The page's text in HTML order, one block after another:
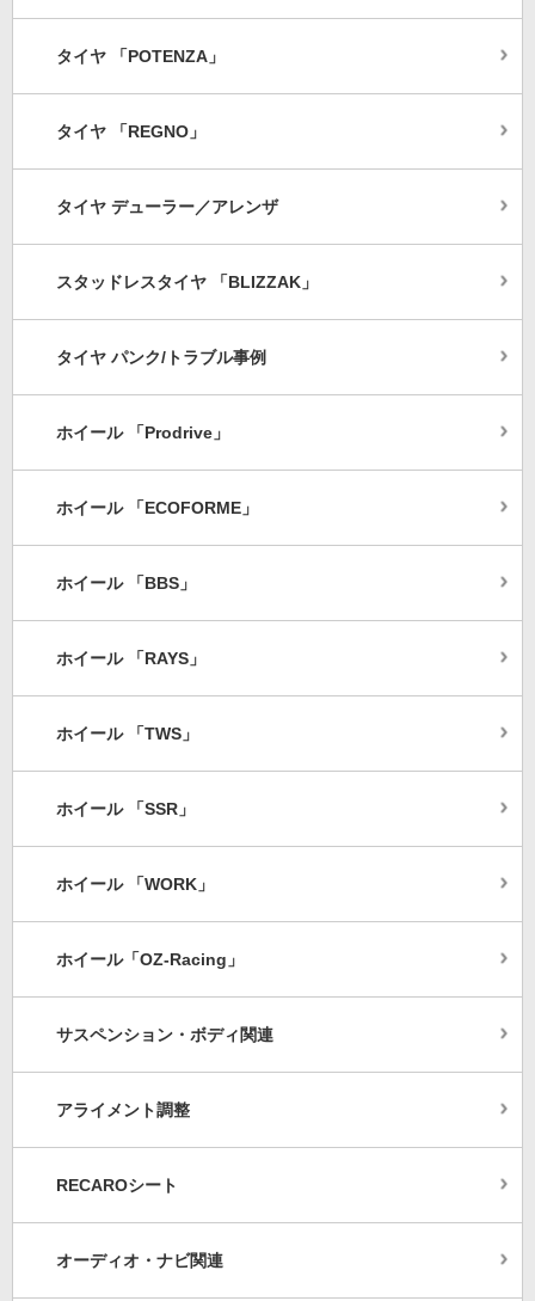
タイヤ 「POTENZA」
タイヤ 「REGNO」
タイヤ デューラー／アレンザ
スタッドレスタイヤ 「BLIZZAK」
タイヤ パンク/トラブル事例
ホイール 「Prodrive」
ホイール 「ECOFORME」
ホイール 「BBS」
ホイール 「RAYS」
ホイール 「TWS」
ホイール 「SSR」
ホイール 「WORK」
ホイール「OZ-Racing」
サスペンション・ボディ関連
アライメント調整
RECAROシート
オーディオ・ナビ関連